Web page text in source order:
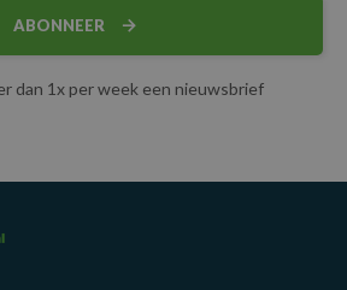
ABONNEER
dan 1x per week een nieuwsbrief